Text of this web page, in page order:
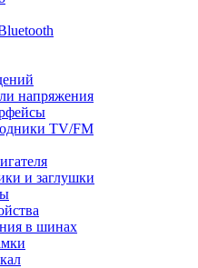
напряжения
TV/FM
и заглушки
в шинах